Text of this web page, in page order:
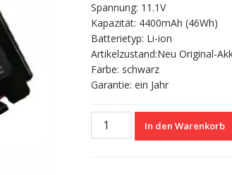
war:
82.28 CHF44.31 CHF.
Spannung: 11.1V
Kapazität: 4400mAh (46Wh)
Batterietyp: Li-ion
Artikelzustand:Neu Original-
Farbe: schwarz
Garantie: ein Jahr
Nagelneuer
Akku
In den Warenkorb